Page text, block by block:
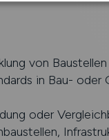
von Baustellen
in Bau-
oder